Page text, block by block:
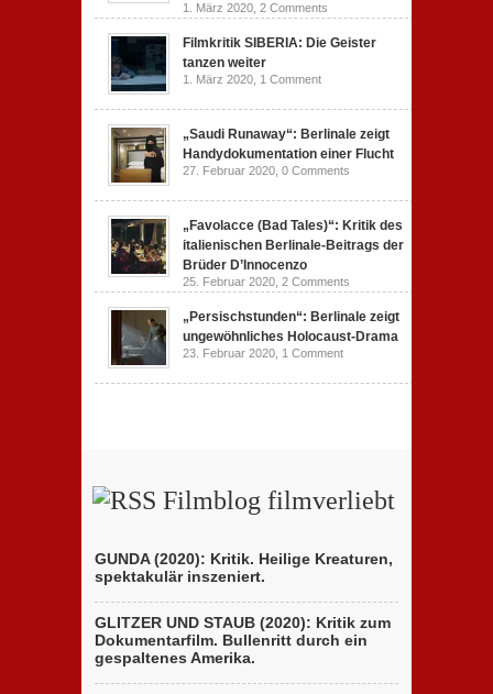
1. März 2020, 2 Comments
Filmkritik SIBERIA: Die Geister
tanzen weiter
1. März 2020, 1 Comment
„Saudi Runaway“: Berlinale zeigt
Handydokumentation einer Flucht
27. Februar 2020, 0 Comments
„Favolacce (Bad Tales)“: Kritik des
italienischen Berlinale-Beitrags der
Brüder D’Innocenzo
25. Februar 2020, 2 Comments
„Persischstunden“: Berlinale zeigt
ungewöhnliches Holocaust-Drama
23. Februar 2020, 1 Comment
Filmblog filmverliebt
GUNDA (2020): Kritik. Heilige Kreaturen,
spektakulär inszeniert.
GLITZER UND STAUB (2020): Kritik zum
Dokumentarfilm. Bullenritt durch ein
gespaltenes Amerika.